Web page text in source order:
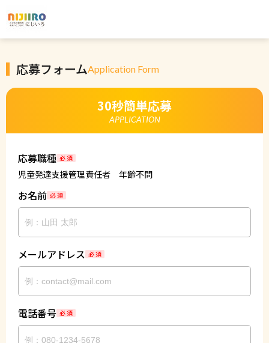
応募フォームApplication Form
30秒簡単応募
APPLICATION
応募職種 必 須
児童発達支援管理責任者 年齢不問
お名前 必 須
メールアドレス 必 須
電話番号 必 須